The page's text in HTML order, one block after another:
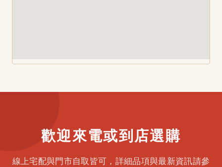
歡迎來電或到店選購
線上宅配與門市自取皆可，詳細品項與最新資訊請參